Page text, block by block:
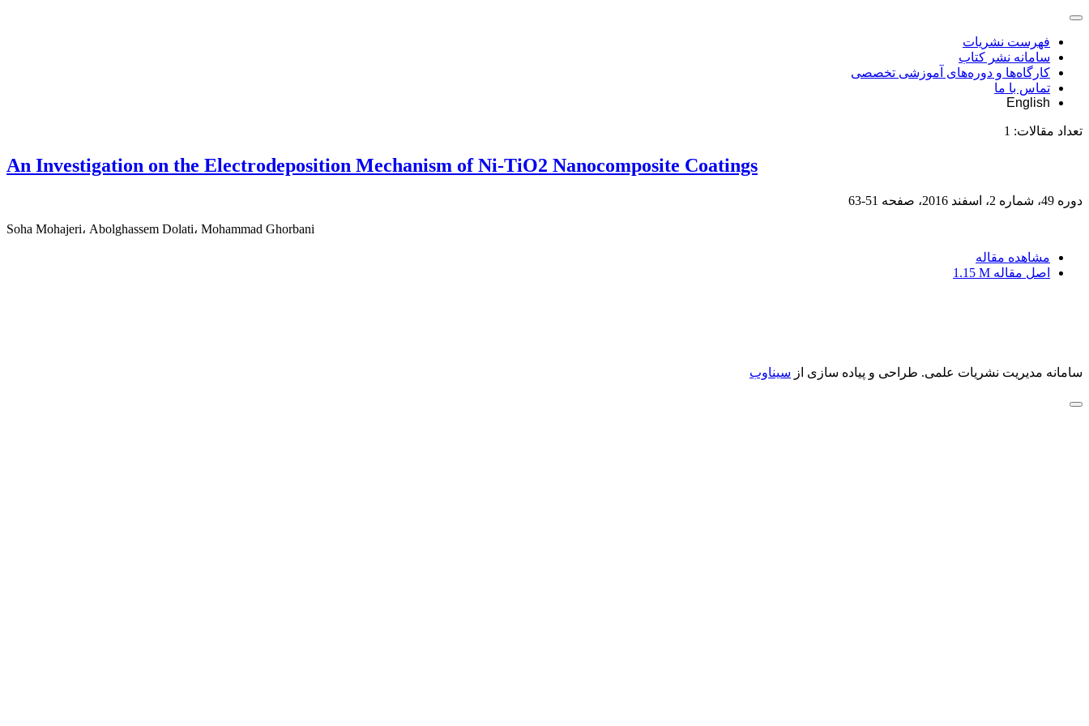
فهرست نشریات
سامانه نشر کتاب
کارگاه‌ها و دوره‌های آموزشی تخصصی
تماس با ما
English
تعداد مقالات: 1
An Investigation on the Electrodeposition Mechanism of Ni-TiO2 Nanocomposite Coatings
دوره 49، شماره 2، اسفند 2016، صفحه 51-63
Soha Mohajeri، Abolghassem Dolati، Mohammad Ghorbani
مشاهده مقاله
اصل مقاله 1.15 M
سامانه مدیریت نشریات علمی. طراحی و پیاده سازی از سیناوب